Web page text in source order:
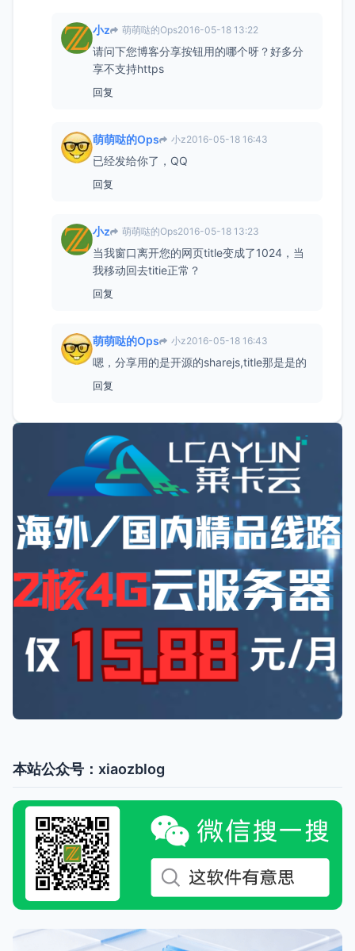
小z 萌萌哒的Ops2016-05-18 13:22
请问下您博客分享按钮用的哪个呀？好多分
享不支持https
回复
萌萌哒的Ops 小z2016-05-18 16:43
已经发给你了，QQ
回复
小z 萌萌哒的Ops2016-05-18 13:23
当我窗口离开您的网页title变成了1024，当
我移动回去titie正常？
回复
萌萌哒的Ops 小z2016-05-18 16:43
嗯，分享用的是开源的sharejs,title那是是的
回复
本站公众号：xiaozblog